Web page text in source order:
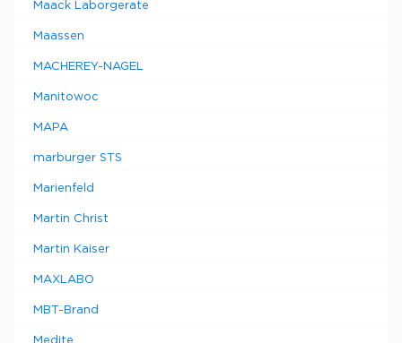
Maack Laborgerate
Maassen
MACHEREY-NAGEL
Manitowoc
MAPA
marburger STS
Marienfeld
Martin Christ
Martin Kaiser
MAXLABO
MBT-Brand
Medite